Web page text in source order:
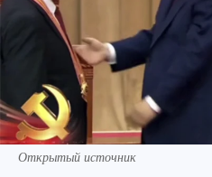
Открытый источник